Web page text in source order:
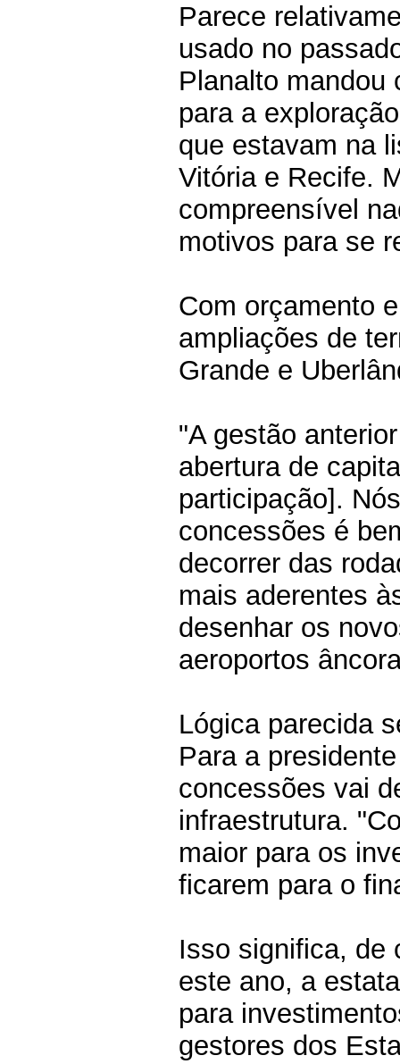
Parece
usado no
Planalto mandou
para a
que estavam na
Vitória e Recife.
compreensível
motivos para se
Com orçamento
ampliações de
Grande e
"A gestão
abertura de
participação].
concessões é
decorrer das
mais aderentes
desenhar os
aeroportos
Lógica parecida
Para a
concessões vai
infraestrutura.
maior para os
ficarem para o
Isso significa, de
este ano, a
para
gestores dos